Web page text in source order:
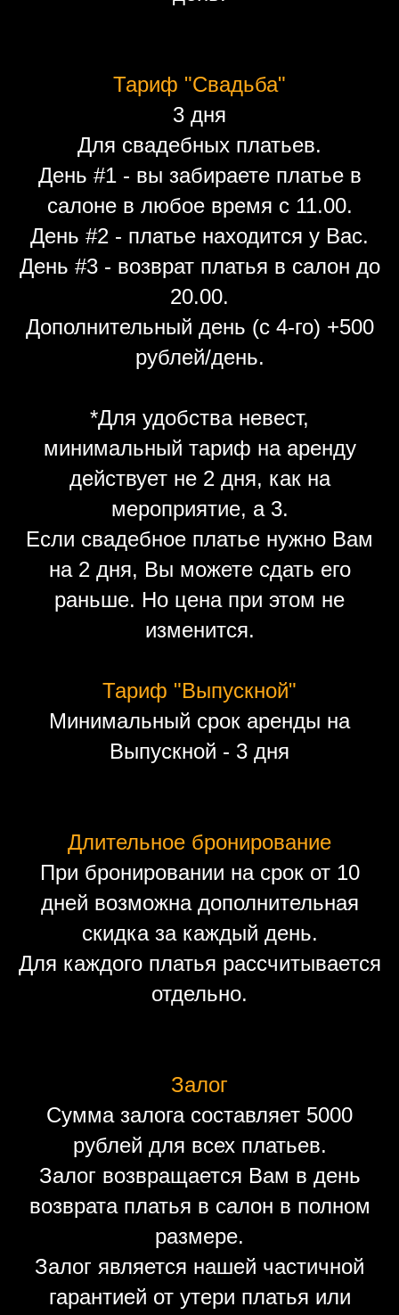
Тариф "Свадьба"
3 дня
Для свадебных платьев.
День #1 - вы забираете платье в
салоне в любое время с 11.00.
День #2 - платье находится у Вас.
День #3 - возврат платья в салон до
20.00.
Дополнительный день (с 4-го) +500
рублей/день.
*Для удобства невест,
минимальный тариф на аренду
действует не 2 дня, как на
мероприятие, а 3.
Если свадебное платье нужно Вам
на 2 дня, Вы можете сдать его
раньше. Но цена при этом не
изменится.
Тариф "Выпускной"
Минимальный срок аренды на
Выпускной - 3 дня
Длительное бронирование
При бронировании на срок от 10
дней возможна дополнительная
скидка за каждый день.
Для каждого платья рассчитывается
отдельно.
Залог
Сумма залога составляет 5000
рублей для всех платьев.
Залог возвращается Вам в день
возврата платья в салон в полном
размере.
Залог является нашей частичной
гарантией от утери платья или